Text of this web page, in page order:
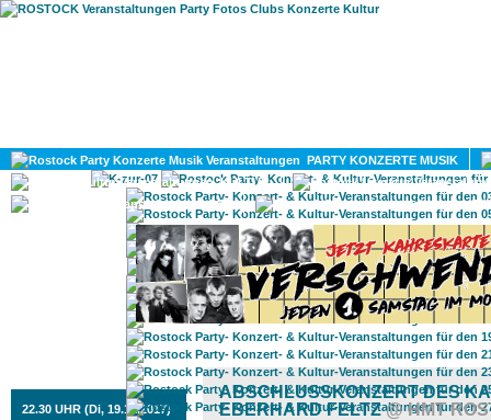
PARTY KONZERTE MUSIK
KULTUR
GAY
ROSTOCK TAGESTIPP
22.30 UHR (Di, 19.12.2017)
ABSCHLUSSKONZERT DES
EBERHARD FELTZ@ HMT